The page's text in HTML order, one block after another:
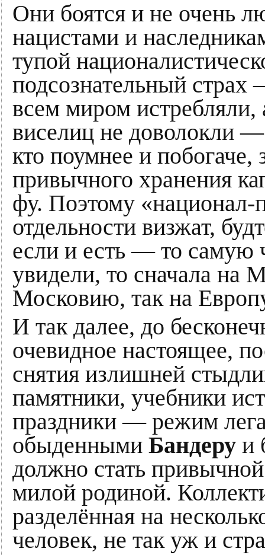
Они боятся и не очень
нацистами и
тупой
подсознательный страх
всем миром
виселиц не доволокли
кто поумнее и побогаче,
привычного хранения
фу. Поэтому «национал-
отдельности визжат,
если и есть — то самую
увидели, то сначала на
Московию, так на
И так далее, до
очевидное настоящее,
снятия излишней
памятники, учебники
праздники — режим
обыденными Бандеру и
должно стать
милой родиной.
разделённая на
человек, не так уж и